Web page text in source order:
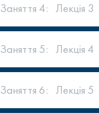
Заняття 4: Лекція 3
Заняття 5: Лекція 4
Заняття 6: Лекція 5